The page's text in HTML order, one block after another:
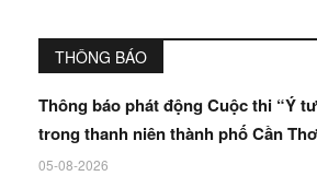
THÔNG BÁO
Thông báo phát động Cuộc thi “Ý
trong thanh niên thành phố Cần
05-08-2026